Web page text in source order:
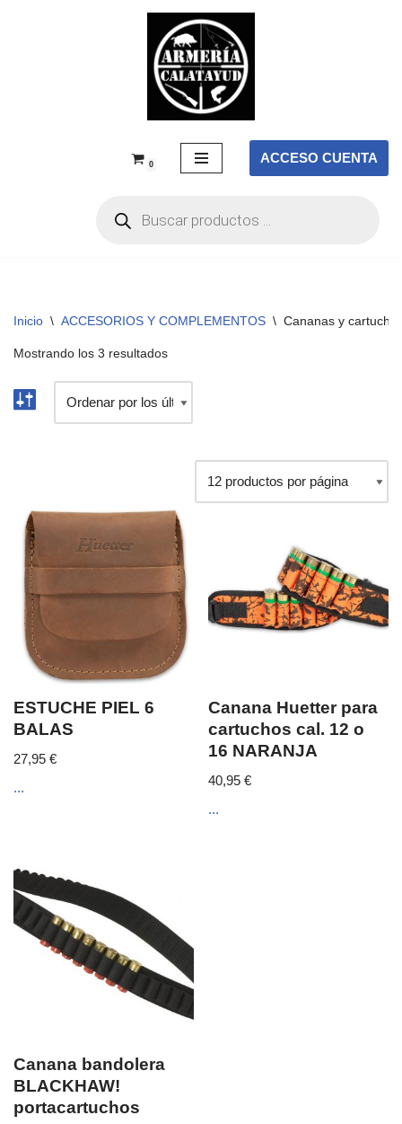
0 ACCESO CUENTA
Inicio \ ACCESORIOS Y COMPLEMENTOS \ Cananas y
Mostrando los 3 resultados
ESTUCHE PIEL 6
BALAS
27,95 €
...
Canana Huetter para
cartuchos cal. 12 o
16 NARANJA
40,95€
...
Canana bandolera
BLACKHAW!
portacartuchos